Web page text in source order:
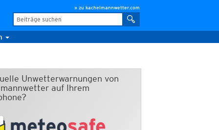
» zu kachelmannwetter.com
Unwetterwarnungen von
auf Ihrem